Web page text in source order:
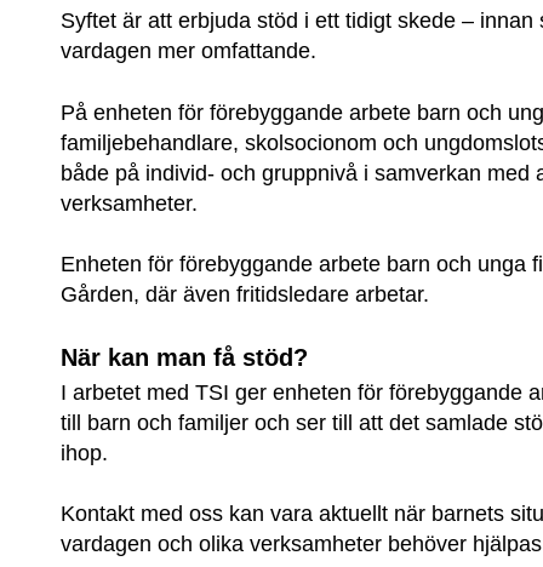
Syftet är att erbjuda stöd i ett tidigt skede – innan
vardagen mer omfattande.
På enheten för förebyggande arbete barn och
familjebehandlare, skolsocionom och
både på individ- och gruppnivå i samverkan med
verksamheter.
Enheten för förebyggande arbete barn och unga
Gården, där även fritidsledare arbetar.
När kan man få stöd?
I arbetet med TSI ger enheten för förebyggande
till barn och familjer och ser till att det samlade
ihop.
Kontakt med oss kan vara aktuellt när barnets
vardagen och olika verksamheter behöver